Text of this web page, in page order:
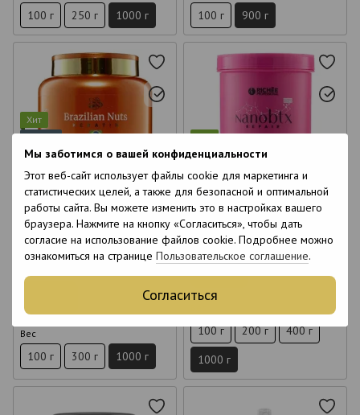
Мы заботимся о вашей конфиденциальности
Этот веб-сайт использует файлы cookie для маркетинга и
статистических целей, а также для безопасной и оптимальной
работы сайта. Вы можете изменить это в настройках вашего
браузера. Нажмите на кнопку «Согласиться», чтобы дать
согласие на использование файлов cookie. Подробнее можно
ознакомиться на странице Пользовательское соглашение.
Согласиться
100 г 250 г 1000 г 100 г 900 г
Хит
Видео
6
6
12
Ботокс для волос Felps Botox
Brazilian Nuts 1 кг
4 290 грн
Оптовые цены
Вес
100 г 300 г 1000 г
Хит
6
6
15
Восстановление для волос
Richee Nanobotox Repair 1 кг
1 890 грн
100 г 200 г
400 г
1000 г